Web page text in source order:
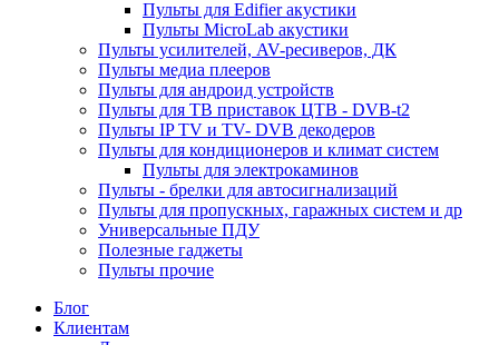
Пульты для Edifier акустики
Пульты MicroLab акустики
Пульты усилителей, AV-ресиверов, ДК
Пульты медиа плееров
Пульты для андроид устройств
Пульты для ТВ приставок ЦТВ - DVB-t2
Пульты IP TV и TV- DVB декодеров
Пульты для кондиционеров и климат систем
Пульты для электрокаминов
Пульты - брелки для автосигнализаций
Пульты для пропускных, гаражных систем и др
Универсальные ПДУ
Полезные гаджеты
Пульты прочие
Блог
Клиентам